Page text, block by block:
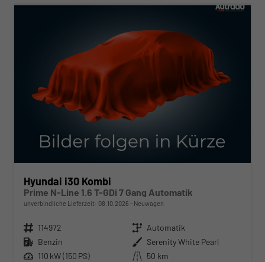
Hyundai i30 Kombi
Prime N-Line 1.6 T-GDi 7 Gang Automatik
unverbindliche Lieferzeit: 08.10.2026 Neuwagen
Fahrzeugnr. 114972 Getriebe Automatik
Kraftstoff Benzin Außenfarbe Serenity White Pearl
Leistung 110 kW (150 PS) Kilometerstand 50 km